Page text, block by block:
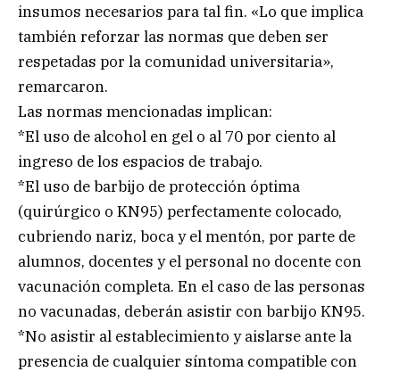
insumos necesarios para tal fin. «Lo que implica
también reforzar las normas que deben ser
respetadas por la comunidad universitaria»,
remarcaron.
Las normas mencionadas implican:
*El uso de alcohol en gel o al 70 por ciento al
ingreso de los espacios de trabajo.
*El uso de barbijo de protección óptima
(quirúrgico o KN95) perfectamente colocado,
cubriendo nariz, boca y el mentón, por parte de
alumnos, docentes y el personal no docente con
vacunación completa. En el caso de las personas
no vacunadas, deberán asistir con barbijo KN95.
*No asistir al establecimiento y aislarse ante la
presencia de cualquier síntoma compatible con